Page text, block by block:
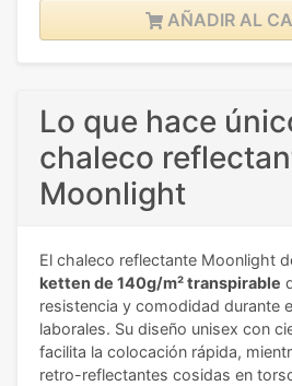
AÑADIR AL
Lo que hace
chaleco
Moonlight
El chaleco reflectante Moonlight
ketten de 140g/m² transpirable
resistencia y comodidad durante
laborales. Su diseño unisex con
facilita la colocación rápida,
retro-reflectantes cosidas en